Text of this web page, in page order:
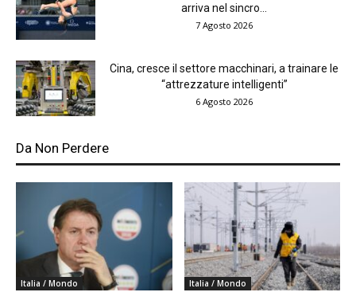
arriva nel sincro...
7 Agosto 2026
Cina, cresce il settore macchinari, a trainare le
“attrezzature intelligenti”
6 Agosto 2026
Da Non Perdere
Italia / Mondo Italia / Mondo